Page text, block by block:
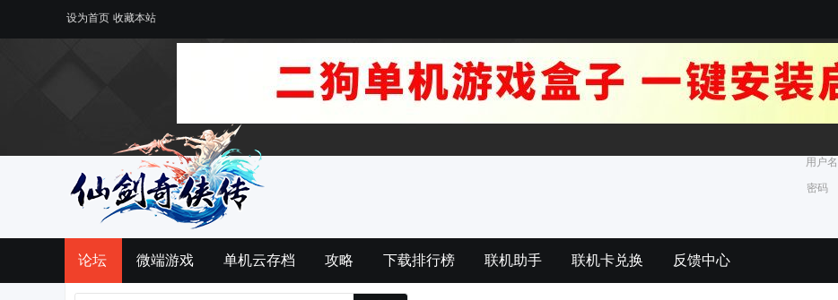
设为首页 收藏本站
用户名
密码
论坛 微端游戏 单机云存档 攻略 下载排行榜 联机助手 联机卡兑换 反馈中心